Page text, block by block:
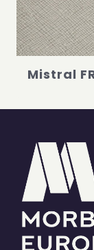
Mistral